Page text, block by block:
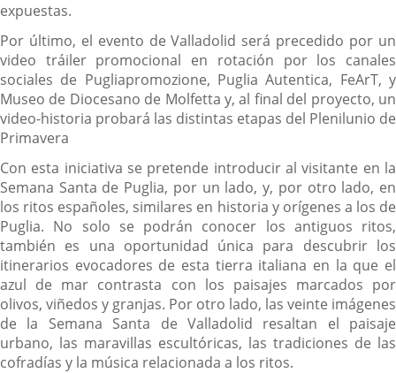
expuestas.
Por último, el evento de Valladolid será precedido por un
video tráiler promocional en rotación por los canales
sociales de Pugliapromozione, Puglia Autentica, FeArT, y
Museo de Diocesano de Molfetta y, al final del proyecto, un
video-historia probará las distintas etapas del Plenilunio de
Primavera
Con esta iniciativa se pretende introducir al visitante en la
Semana Santa de Puglia, por un lado, y, por otro lado, en
los ritos españoles, similares en historia y orígenes a los de
Puglia. No solo se podrán conocer los antiguos ritos,
también es una oportunidad única para descubrir los
itinerarios evocadores de esta tierra italiana en la que el
azul de mar contrasta con los paisajes marcados por
olivos, viñedos y granjas. Por otro lado, las veinte imágenes
de la Semana Santa de Valladolid resaltan el paisaje
urbano, las maravillas escultóricas, las tradiciones de las
cofradías y la música relacionada a los ritos.